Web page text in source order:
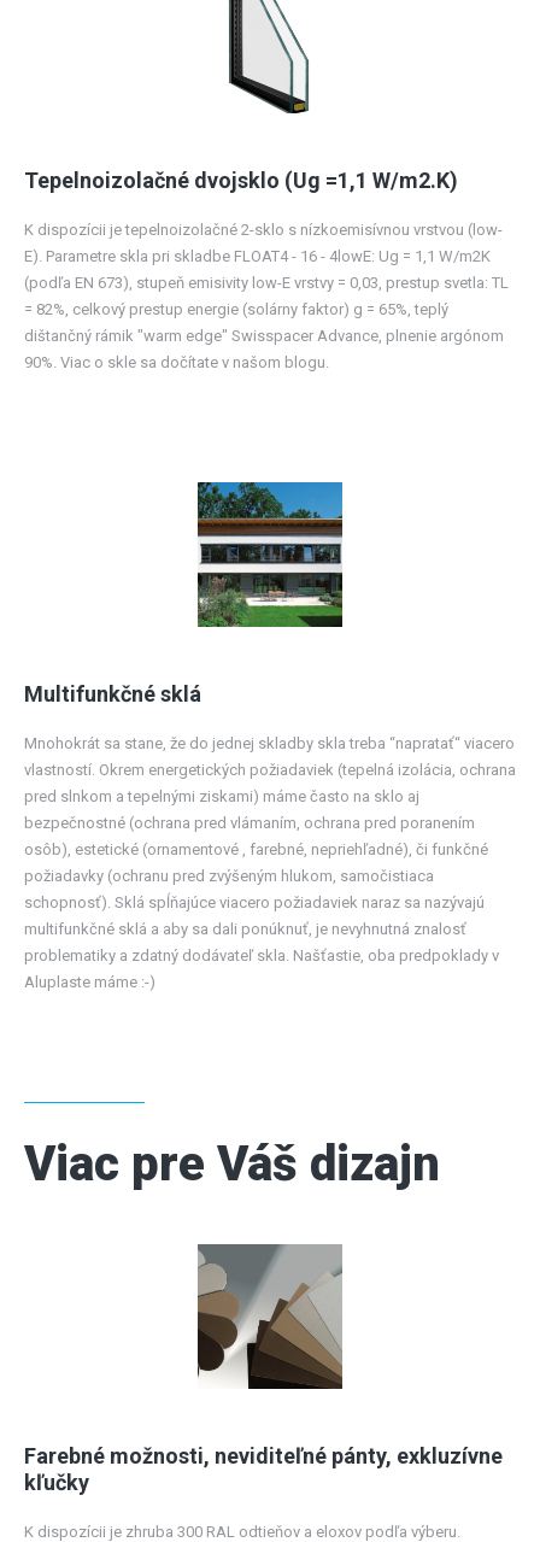
Tepelnoizolačné dvojsklo (Ug =1,1 W/m2.K)
K dispozícii je tepelnoizolačné 2-sklo s nízkoemisívnou vrstvou (low-
E). Parametre skla pri skladbe FLOAT4 - 16 - 4lowE: Ug = 1,1 W/m2K
(podľa EN 673), stupeň emisivity low-E vrstvy = 0,03, prestup svetla: TL
= 82%, celkový prestup energie (solárny faktor) g = 65%, teplý
dištančný rámik "warm edge" Swisspacer Advance, plnenie argónom
90%. Viac o skle sa dočítate v našom blogu.
Multifunkčné sklá
Mnohokrát sa stane, že do jednej skladby skla treba “napratať“ viacero
vlastností. Okrem energetických požiadaviek (tepelná izolácia, ochrana
pred slnkom a tepelnými ziskami) máme často na sklo aj
bezpečnostné (ochrana pred vlámaním, ochrana pred poranením
osôb), estetické (ornamentové , farebné, nepriehľadné), či funkčné
požiadavky (ochranu pred zvýšeným hlukom, samočistiaca
schopnosť). Sklá spĺňajúce viacero požiadaviek naraz sa nazývajú
multifunkčné sklá a aby sa dali ponúknuť, je nevyhnutná znalosť
problematiky a zdatný dodávateľ skla. Našťastie, oba predpoklady v
Aluplaste máme :-)
Viac pre Váš dizajn
Farebné možnosti, neviditeľné pánty, exkluzívne
kľučky
K dispozícii je zhruba 300 RAL odtieňov a eloxov podľa výberu.